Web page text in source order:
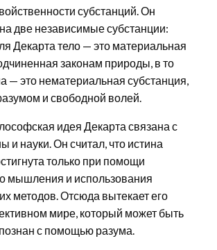
субстанций. Он
две независимые субстанции:
Декарта тело — это материальная
законам природы, в то
— это нематериальная субстанция,
и свободной волей.
идея Декарта связана с
и науки. Он считал, что истина
только при помощи
мышления и использования
методов. Отсюда вытекает его
мире, который может быть
с помощью разума.